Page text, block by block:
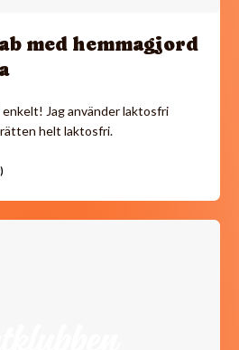
med hemmagjord
Jag använder laktosfri
helt laktosfri.